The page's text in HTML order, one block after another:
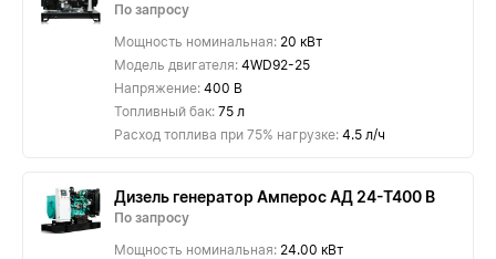
По запросу
Мощность номинальная: 20 кВт
Модель двигателя: 4WD92-25
Напряжение: 400 В
Топливный бак: 75 л
Расход топлива при 75% нагрузке: 4.5 л/ч
Дизель генератор Амперос АД 24-Т400 B
По запросу
Мощность номинальная: 24.00 кВт